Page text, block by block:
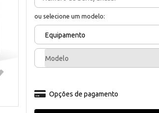
ou selecione um modelo:
Equipamento
Modelo
Opções de pagamento